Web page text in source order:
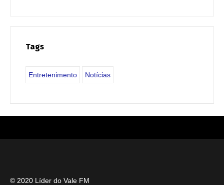
Tags
Entretenimento Notícias
© 2020 Líder do Vale FM